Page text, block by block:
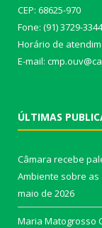
CEP: 68625-970
Fone: (91) 3729-
Horário de
E-mail:
ÚLTIMAS
Câmara recebe
Ambiente sobre as
maio de 2026
Maria Matogrosso